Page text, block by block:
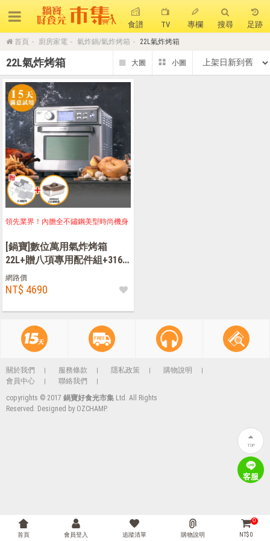
食譜 TV 專欄 搜尋 足跡
首頁 廚房家電 氣炸鍋/氣炸烤箱 22L氣炸烤箱
22L氣炸烤箱
領先業界！內膽全不鏽鋼美型時尚機身
[鍋寶]數位萬用氣炸烤箱
22L+贈八項專用配件組+316
提把保鮮盒2800ml
網路價
NT$ 4690
關於我們 服務條款 隱私政策
購物說明
會員中心
聯絡我們
copyrights © 2017 鍋寶好食光市集 Ltd. All Rights
Reserved. Designed by OZCHAMP.
首頁 會員登入 追蹤清單 購物說明
0
NT$ 0
TOP
客服
熱門搜尋
聚油不沾鍋 全球通吹風機
珍珠粗吸管杯 可微波保鮮盒
分隔便當盒 金鑽不沾鍋